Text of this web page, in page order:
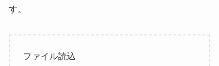
す。
ファイル読込